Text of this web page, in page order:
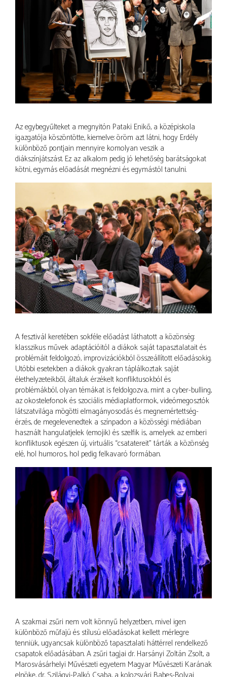
Az egybegyűlteket a megnyitón Pataki Enikő, a középiskola
igazgatója köszöntötte, kiemelve: öröm azt látni, hogy Erdély
különböző pontjain mennyire komolyan veszik a
diákszínjátszást. Ez az alkalom pedig jó lehetőség barátságokat
kötni, egymás előadását megnézni és egymástól tanulni.
A fesztivál keretében sokféle előadást láthatott a közönség:
klasszikus művek adaptációitól a diákok saját tapasztalatait és
problémáit feldolgozó, improvizációkból összeállított előadásokig.
Utóbbi esetekben a diákok gyakran táplálkoztak saját
élethelyzeteikből, általuk érzékelt konfliktusokból és
problémákból, olyan témákat is feldolgozva, mint a cyber-bulling,
az okostelefonok és szociális médiaplatformok, videómegosztók
látszatvilága mögötti elmagányosodás és megnemértettség-
érzés, de megelevenedtek a színpadon a közösségi médiában
használt hangulatjelek (emojik) és szelfik is, amelyek az emberi
konfliktusok egészen új, virtuális “csatatereit” tárták a közönség
elé, hol humoros, hol pedig felkavaró formában.
A szakmai zsűri nem volt könnyű helyzetben, mivel igen
különböző műfajú és stílusú előadásokat kellett mérlegre
tenniük, ugyancsak különböző tapasztalati háttérrel rendelkező
csapatok előadásában. A zsűri tagjai dr. Harsányi Zoltán Zsolt, a
Marosvásárhelyi Művészeti egyetem Magyar Művészeti Karának